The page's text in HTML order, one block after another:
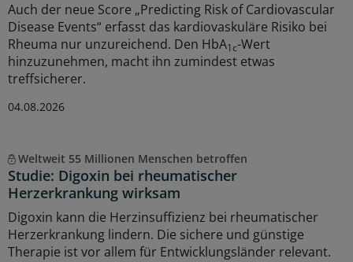
Auch der neue Score „Predicting Risk of Cardiovascular
Disease Events“ erfasst das kardiovaskuläre Risiko bei
Rheuma nur unzureichend. Den HbA1c-Wert
hinzuzunehmen, macht ihn zumindest etwas
treffsicherer.
04.08.2026
Weltweit 55 Millionen Menschen betroffen
Studie: Digoxin bei rheumatischer
Herzerkrankung wirksam
Digoxin kann die Herzinsuffizienz bei rheumatischer
Herzerkrankung lindern. Die sichere und günstige
Therapie ist vor allem für Entwicklungsländer relevant.